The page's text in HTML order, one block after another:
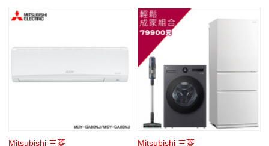
Mitsubishi 三菱 Mitsubishi 三菱